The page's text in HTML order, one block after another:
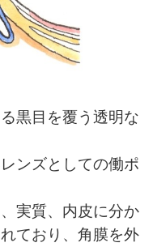
黒目を覆う透明な
ンズとしての働ポ
実質、内皮に分か
ており、角膜を外